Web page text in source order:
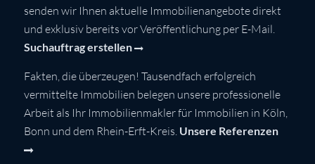
senden wir Ihnen aktuelle Immobilienangebote direkt
und exklusiv bereits vor Veröffentlichung per E-Mail.
Suchauftrag erstellen
Fakten, die überzeugen! Tausendfach erfolgreich
vermittelte Immobilien belegen unsere professionelle
Arbeit als Ihr Immobilienmakler für Immobilien in Köln,
Bonn und dem Rhein-Erft-Kreis. Unsere Referenzen